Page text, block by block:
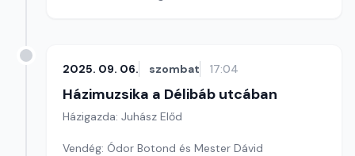
2025. 09. 06. szombat 17:04
Házimuzsika a Délibáb utcában
Házigazda: Juhász Előd
Vendég: Ódor Botond és Mester Dávid